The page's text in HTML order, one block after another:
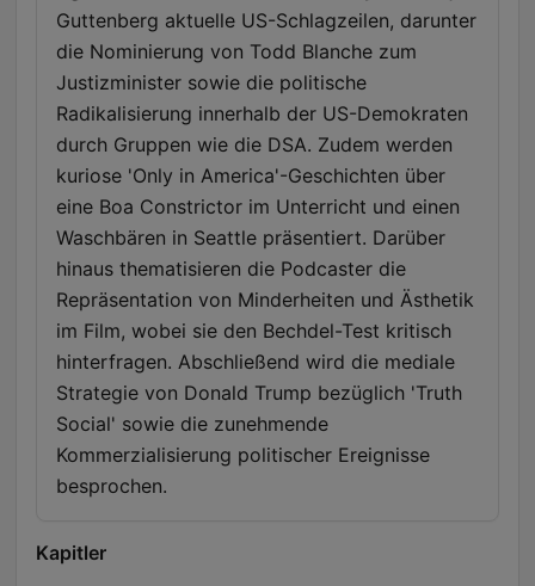
Guttenberg aktuelle US-Schlagzeilen, darunter
die Nominierung von Todd Blanche zum
Justizminister sowie die politische
Radikalisierung innerhalb der US-Demokraten
durch Gruppen wie die DSA. Zudem werden
kuriose 'Only in America'-Geschichten über
eine Boa Constrictor im Unterricht und einen
Waschbären in Seattle präsentiert. Darüber
hinaus thematisieren die Podcaster die
Repräsentation von Minderheiten und Ästhetik
im Film, wobei sie den Bechdel-Test kritisch
hinterfragen. Abschließend wird die mediale
Strategie von Donald Trump bezüglich 'Truth
Social' sowie die zunehmende
Kommerzialisierung politischer Ereignisse
besprochen.
Kapitler